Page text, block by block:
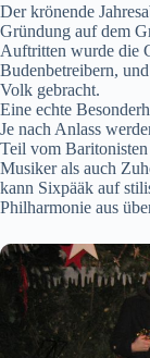
Der krönende
Gründung auf dem
Auftritten wurde die
Budenbetreibern,
Volk gebracht.
Eine echte
Je nach Anlass
Teil vom
Musiker als auch
kann Sixpääk auf
Philharmonie aus